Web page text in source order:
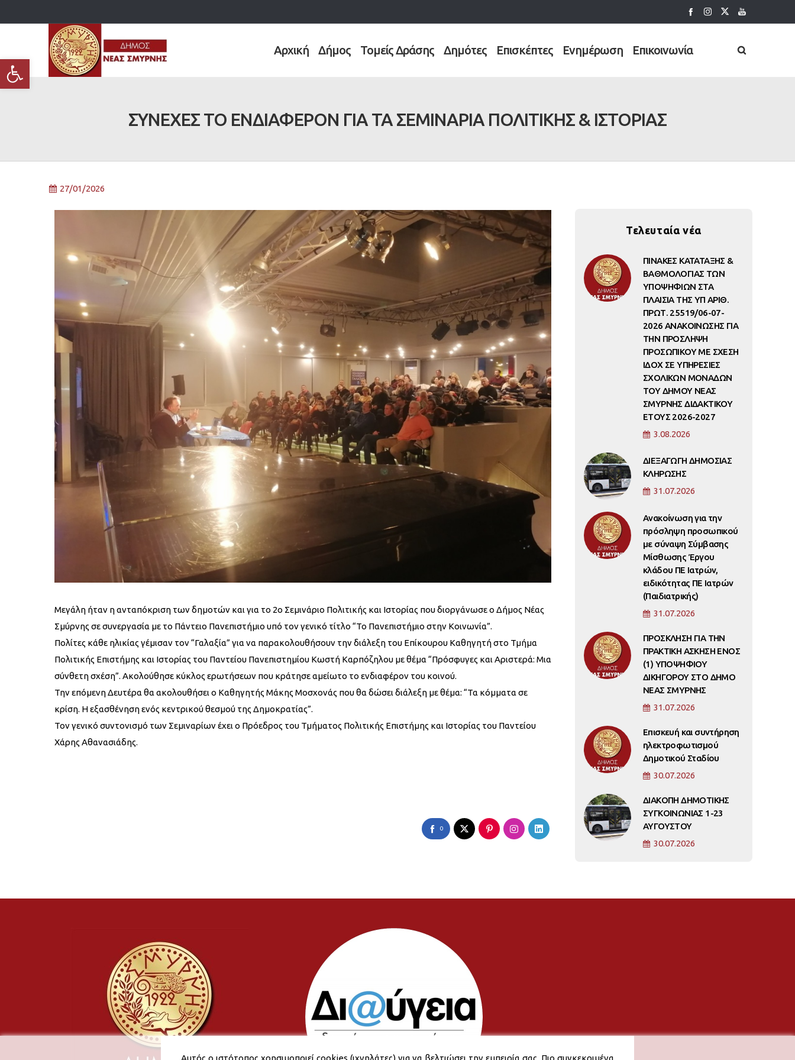
Ανοίξτε τη γραμμή εργαλείων
Αρχική Δήμος Τομείς Δράσης Δημότες Επισκέπτες Ενημέρωση Επικοινωνία
ΣΥΝΕΧΕΣ ΤΟ ΕΝΔΙΑΦΕΡΟΝ ΓΙΑ ΤΑ ΣΕΜΙΝΑΡΙΑ ΠΟΛΙΤΙΚΗΣ & ΙΣΤΟΡΙΑΣ
27/01/2026
Μεγάλη ήταν η ανταπόκριση των δημοτών και για το 2ο Σεμινάριο Πολιτικής και Ιστορίας που διοργάνωσε ο Δήμος Νέας
Σμύρνης σε συνεργασία με το Πάντειο Πανεπιστήμιο υπό τον γενικό τίτλο “Το Πανεπιστήμιο στην Κοινωνία”.
Πολίτες κάθε ηλικίας γέμισαν τον “Γαλαξία” για να παρακολουθήσουν την διάλεξη του Επίκουρου Καθηγητή στο Τμήμα
Πολιτικής Επιστήμης και Ιστορίας του Παντείου Πανεπιστημίου Κωστή Καρπόζηλου με θέμα “Πρόσφυγες και Αριστερά: Μια
σύνθετη σχέση”. Ακολούθησε κύκλος ερωτήσεων που κράτησε αμείωτο το ενδιαφέρον του κοινού.
Την επόμενη Δευτέρα θα ακολουθήσει ο Καθηγητής Μάκης Μοσχονάς που θα δώσει διάλεξη με θέμα: “Τα κόμματα σε
κρίση. Η εξασθένηση ενός κεντρικού θεσμού της Δημοκρατίας”.
Τον γενικό συντονισμό των Σεμιναρίων έχει ο Πρόεδρος του Τμήματος Πολιτικής Επιστήμης και Ιστορίας του Παντείου
Χάρης Αθανασιάδης.
0
Τελευταία νέα
ΠΙΝΑΚΕΣ ΚΑΤΑΤΑΞΗΣ &
ΒΑΘΜΟΛΟΓΙΑΣ ΤΩΝ
ΥΠΟΨΗΦΙΩΝ ΣΤΑ
ΠΛΑΙΣΙΑ ΤΗΣ ΥΠ ΑΡΙΘ.
ΠΡΩΤ. 25519/06-07-
2026 ΑΝΑΚΟΙΝΩΣΗΣ ΓΙΑ
ΤΗΝ ΠΡΟΣΛΗΨΗ
ΠΡΟΣΩΠΙΚΟΥ ΜΕ ΣΧΕΣΗ
ΙΔΟΧ ΣΕ ΥΠΗΡΕΣΙΕΣ
ΣΧΟΛΙΚΩΝ ΜΟΝΑΔΩΝ
ΤΟΥ ΔΗΜΟΥ ΝΕΑΣ
ΣΜΥΡΝΗΣ ΔΙΔΑΚΤΙΚΟΥ
ΕΤΟΥΣ 2026-2027
3.08.2026
ΔΙΕΞΑΓΩΓΗ ΔΗΜΟΣΙΑΣ
ΚΛΗΡΩΣΗΣ
31.07.2026
Ανακοίνωση για την
πρόσληψη προσωπικού
με σύναψη Σύμβασης
Μίσθωσης Έργου
κλάδου ΠΕ Ιατρών,
ειδικότητας ΠΕ Ιατρών
(Παιδιατρικής)
31.07.2026
ΠΡΟΣΚΛΗΣΗ ΓΙΑ ΤΗΝ
ΠΡΑΚΤΙΚΗ ΑΣΚΗΣΗ ΕΝΟΣ
(1) ΥΠΟΨΗΦΙΟΥ
ΔΙΚΗΓΟΡΟΥ ΣΤΟ ΔΗΜΟ
ΝΕΑΣ ΣΜΥΡΝΗΣ
31.07.2026
Επισκευή και συντήρηση
ηλεκτροφωτισμού
Δημοτικού Σταδίου
30.07.2026
ΔΙΑΚΟΠΗ ΔΗΜΟΤΙΚΗΣ
ΣΥΓΚΟΙΝΩΝΙΑΣ 1-23
ΑΥΓΟΥΣΤΟΥ
30.07.2026
Αυτός ο ιστότοπος χρησιμοποιεί cookies (ιχνηλάτες) για να βελτιώσει την εμπειρία σας. Πιο συγκεκριμένα